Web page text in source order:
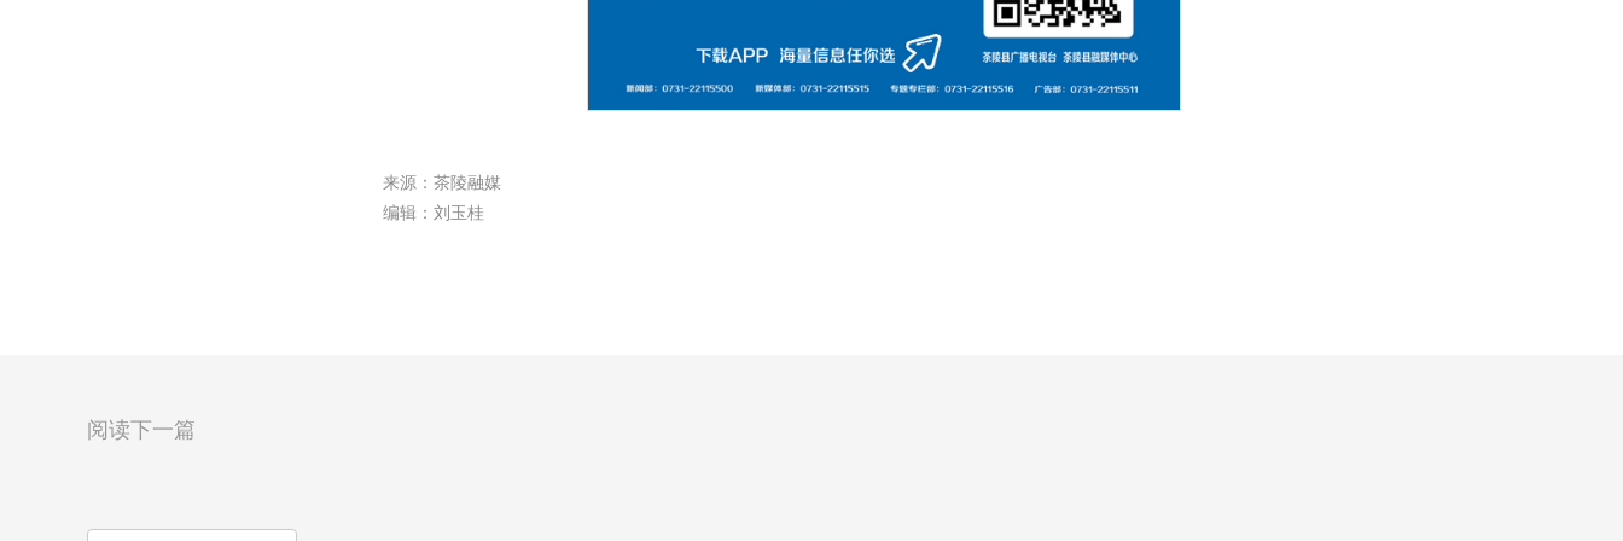
来源：茶陵融媒
编辑：刘玉桂
阅读下一篇